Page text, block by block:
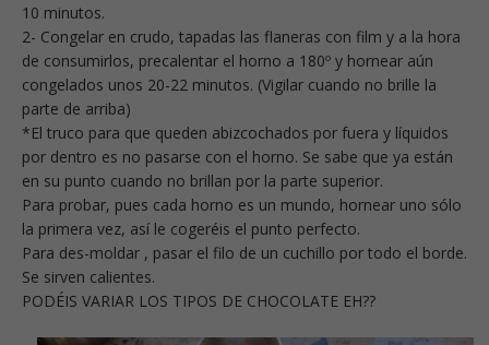
10 minutos.
2- Congelar en crudo, tapadas las flaneras con film y a la hora
de consumirlos, precalentar el horno a 180º y hornear aún
congelados unos 20-22 minutos. (Vigilar cuando no brille la
parte de arriba)
*El truco para que queden abizcochados por fuera y líquidos
por dentro es no pasarse con el horno. Se sabe que ya están
en su punto cuando no brillan por la parte superior.
Para probar, pues cada horno es un mundo, hornear uno sólo
la primera vez, así le cogeréis el punto perfecto.
Para des-moldar , pasar el filo de un cuchillo por todo el borde.
Se sirven calientes.
PODÉIS VARIAR LOS TIPOS DE CHOCOLATE EH??